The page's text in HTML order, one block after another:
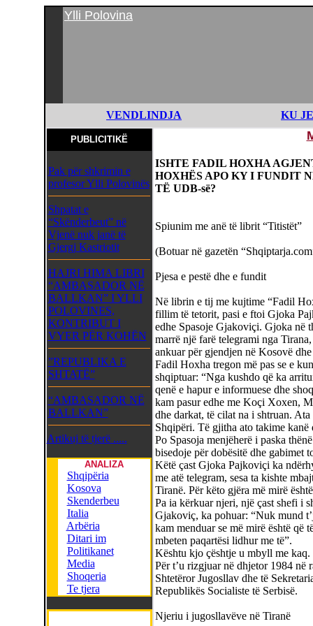
Ylli Polovina
VENDLINDJA KU
PUBLICITIKË
Pak për shkrimin e
profesor Ylli Polovinës
Shpatat e
“Skënderbeut” në
Vjenë nuk janë të
Gjergj Kastriotit
HAJRI HIMA LIBRI
“AMBASADOR NË
BALLKAN” I YLLI
POLOVINES,
KONTRIBUT I
VYER PËR KOHËN
”REPUBLIKA E
SHTATË”
“AMBASADOR NË
BALLKAN”
Artikuj të tjerë .....
ANALIZA
Shqipëria
Kosova
Skenderbeu
Italia
Arbëria
Ditari im
Politikanet
Media
Shoqeria
Te tjera
ISHTE FADIL HOXHA
HOXHËS APO KY I FUNDIT
TË UDB-së?
Spiunim me anë të librit “Titistët”
(Botuar në gazetën
Pjesa e pestë dhe e fundit
Në librin e tij me kujtime “Fadil
fillim të tetorit, pasi e ftoi Gjoka
edhe Spasoje Gjakoviçi. Gjoka në
marrë një farë telegrami nga
ankuar për gjendjen në Kosovë
Fadil Hoxha tregon më pas se e
shqiptuar: “Nga kushdo që ka
qenë e hapur e informuese dhe
kam pasur edhe me Koçi Xoxen,
dhe darkat, të cilat na i shtruan.
Shqipëri. Të gjitha ato takime kanë
Po Spasoja menjëherë i paska
bisedoje për dobësitë dhe gabimet
Këtë çast Gjoka Pajkoviçi ka
me atë telegram, sesa ta kishte
Tiranë. Për këto gjëra më mirë
Pa ia kërkuar njeri, një çast shefi i
Gjakoviç, ka pohuar: “Nuk mund
kam menduar se më mirë është që
mbeten paqartësi lidhur me të”.
Kështu kjo çështje u mbyll me kaq.
Për t’u rizgjuar në dhjetor 1984
Shtetëror Jugosllav dhe të
Republikës Socialiste të Serbisë.
Njeriu i jugosllavëve në Tiranë